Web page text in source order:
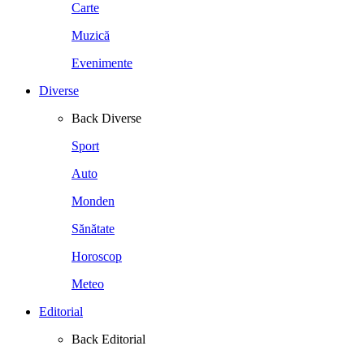
Carte
Muzică
Evenimente
Diverse
Back Diverse
Sport
Auto
Monden
Sănătate
Horoscop
Meteo
Editorial
Back Editorial